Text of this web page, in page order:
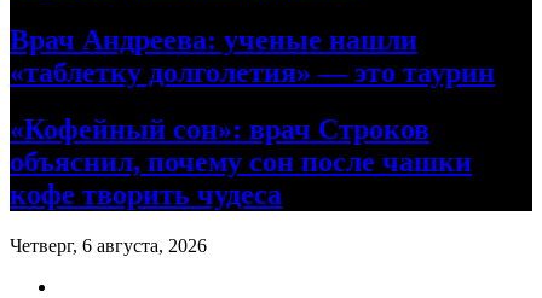
Врач Андреева: ученые нашли
«таблетку долголетия» — это таурин
«Кофейный сон»: врач Строков
объяснил, почему сон после чашки
кофе творить чудеса
Четверг, 6 августа, 2026